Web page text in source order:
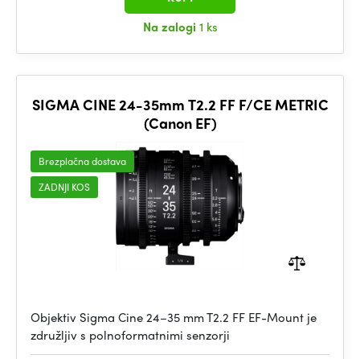
Na zalogi 1 ks
SIGMA CINE 24-35mm T2.2 FF F/CE METRIC
(Canon EF)
Brezplačna dostava
ZADNJI KOS
Objektiv Sigma Cine 24–35 mm T2.2 FF EF-Mount je
združljiv s polnoformatnimi senzorji